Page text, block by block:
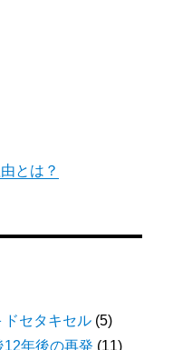
とは？
ドセタキセル (5)
年後の再発 (11)